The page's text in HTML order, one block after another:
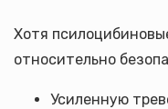
Хотя
относительно
Усиленную